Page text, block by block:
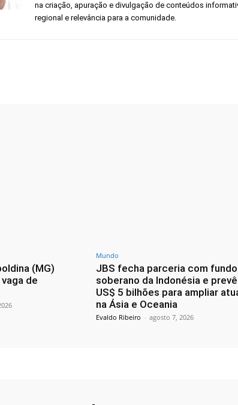
na criação, apuração e divulgação de conteúdos
regional e relevância para a comunidade.
(MG)
de
Mundo
JBS fecha parceria com fundo
soberano da Indonésia e
US$ 5 bilhões para ampliar
na Ásia e Oceania
Evaldo Ribeiro - agosto 7, 2026